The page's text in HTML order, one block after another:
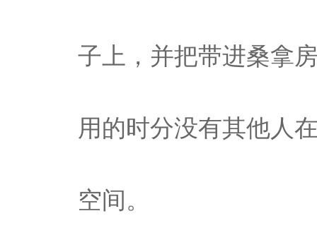
子上，并把带进桑拿
用的时分没有其他人
空间。